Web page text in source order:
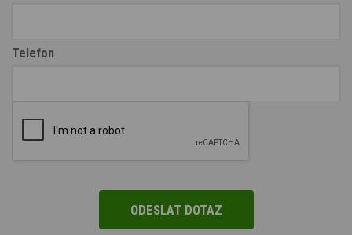
Telefon